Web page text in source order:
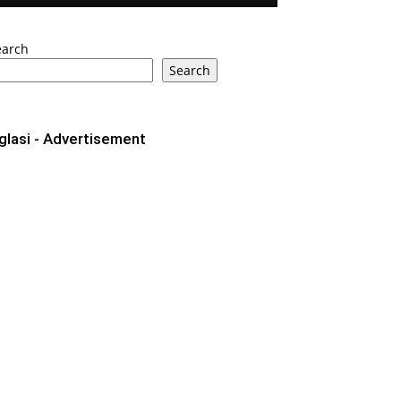
Search
- Advertisement